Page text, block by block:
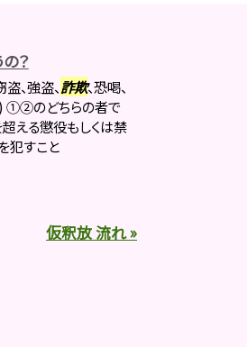
？
、強盗、詐欺、恐喝、
①②のどちらの者で
える懲役もしくは禁
犯すこと
仮釈放 流れ »